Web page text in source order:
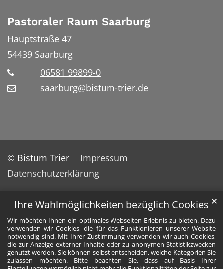
Ihre Wahlmöglichkeiten bezüglich Cookies
Wir möchten Ihnen ein optimales Webseiten-Erlebnis zu bieten. Dazu
verwenden wir Cookies, die für das Funktionieren unserer Website
notwendig sind. Mit Ihrer Zustimmung verwenden wir auch Cookies,
die zur Anzeige externer Inhalte oder zu anonymen Statistikzwecken
genutzt werden. Sie können selbst entscheiden, welche Kategorien Sie
zulassen möchten. Bitte beachten Sie, dass auf Basis Ihrer
✕
Pastoraler Raum Saarburg
Hauptstraße 47
54439 Saarburg
06581 99899-0
saarburg@bistum-trier.de
© Bistum Trier
Impressum
Datenschutzerklärung